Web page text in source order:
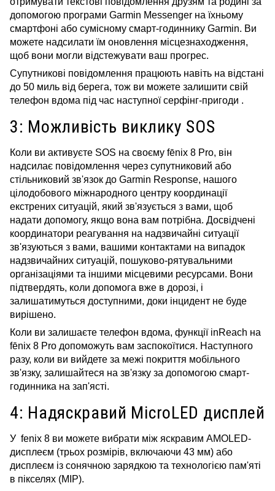
допомогою програми Garmin Messenger на їхньому
смартфоні або сумісному смарт-годиннику Garmin. Ви
можете надсилати їм оновлення місцезнаходження,
щоб вони могли відстежувати ваш прогрес.
Супутникові повідомлення працюють навіть на відстані
до 50 миль від берега, тож ви можете залишити свій
телефон вдома під час наступної серфінг-пригоди .
3: Можливість виклику SOS
Коли ви активуєте SOS на своєму fēnix 8 Pro, він
надсилає повідомлення через супутниковий або
стільниковий зв'язок до Garmin Response, нашого
цілодобового міжнародного центру координації
екстрених ситуацій, який зв'язується з вами, щоб
надати допомогу, якщо вона вам потрібна. Досвідчені
координатори реагування на надзвичайні ситуації
зв'язуються з вами, вашими контактами на випадок
надзвичайних ситуацій, пошуково-рятувальними
організаціями та іншими місцевими ресурсами. Вони
підтвердять, коли допомога вже в дорозі, і
залишатимуться доступними, доки інцидент не буде
вирішено.
Коли ви залишаєте телефон вдома, функції inReach на
fēnix 8 Pro допоможуть вам заспокоїтися. Наступного
разу, коли ви вийдете за межі покриття мобільного
зв'язку, залишайтеся на зв'язку за допомогою смарт-
годинника на зап'ясті.
4: Надяскравий MicroLED дисплей
У fenix 8 ви можете вибрати між яскравим AMOLED-
дисплеєм (трьох розмірів, включаючи 43 мм) або
дисплеєм із сонячною зарядкою та технологією пам'яті
в пікселях (MIP).